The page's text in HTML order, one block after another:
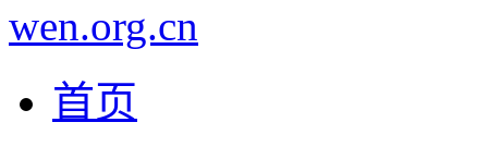
wen.org.cn
首页